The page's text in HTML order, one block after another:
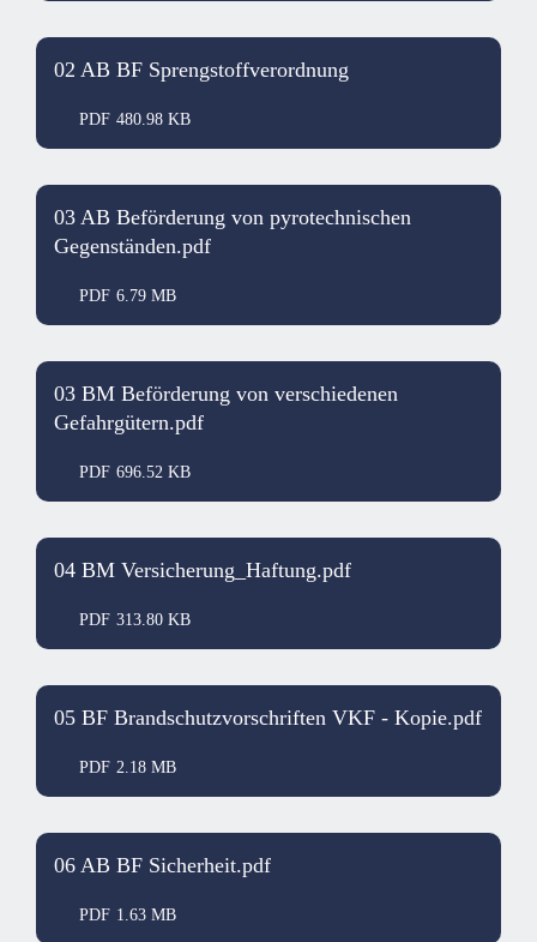
02 AB BF Sprengstoffverordnung
PDF 480.98 KB
03 AB Beförderung von pyrotechnischen
Gegenständen.pdf
PDF 6.79 MB
03 BM Beförderung von verschiedenen
Gefahrgütern.pdf
PDF 696.52 KB
04 BM Versicherung_Haftung.pdf
PDF 313.80 KB
05 BF Brandschutzvorschriften VKF - Kopie.pdf
PDF 2.18 MB
06 AB BF Sicherheit.pdf
PDF 1.63 MB